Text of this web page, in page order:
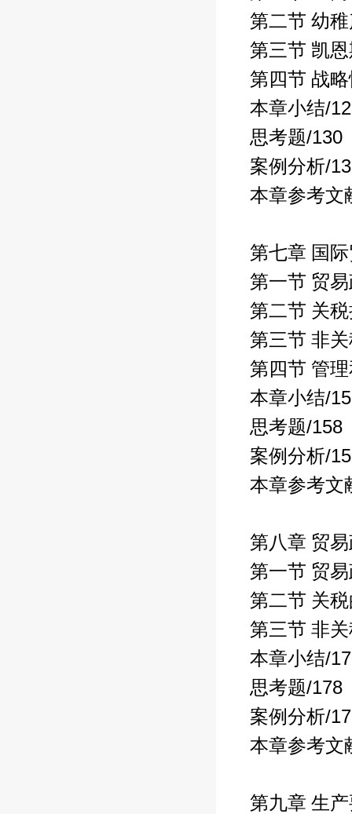
第二节 幼
第三节 凯
第四节 战
本章小结/
思考题/130
案例分析/
本章参考文
第七章 国
第一节 贸
第二节 关
第三节 非
第四节 管
本章小结/
思考题/158
案例分析/
本章参考文
第八章 贸
第一节 贸
第二节 关
第三节 非
本章小结/
思考题/178
案例分析/
本章参考文
第九章 生